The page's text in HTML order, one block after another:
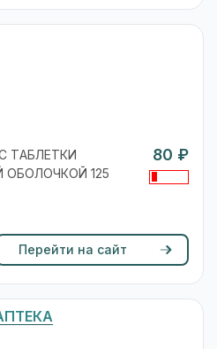
ТАБЛЕТКИ
125
80 ₽
Перейти на сайт